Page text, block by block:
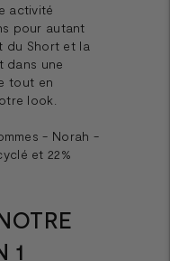
activité
pour autant
du Short et la
dans une
tout en
look.
- Norah -
et 22%
1